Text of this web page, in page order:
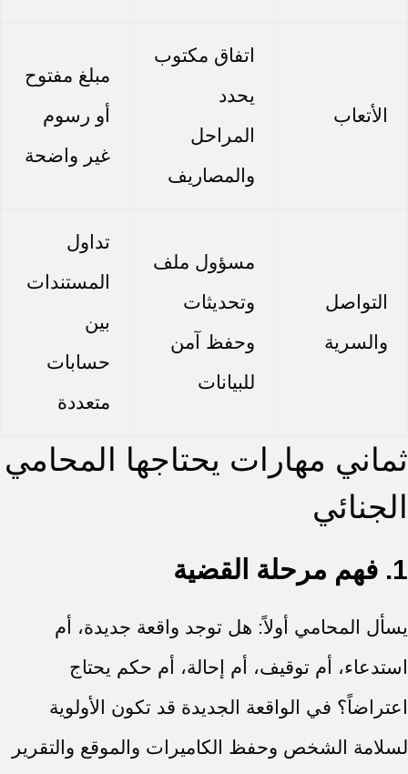
الأتعاب
اتفاق مكتوب
يحدد
المراحل
والمصاريف
مبلغ مفتوح
أو رسوم
غير واضحة
التواصل
والسرية
مسؤول ملف
وتحديثات
وحفظ آمن
للبيانات
تداول
المستندات
بين
حسابات
متعددة
ثماني مهارات يحتاجها المحامي
الجنائي
1. فهم مرحلة القضية
يسأل المحامي أولاً: هل توجد واقعة جديدة، أم
استدعاء، أم توقيف، أم إحالة، أم حكم يحتاج
اعتراضاً؟ في الواقعة الجديدة قد تكون الأولوية
لسلامة الشخص وحفظ الكاميرات والموقع والتقرير